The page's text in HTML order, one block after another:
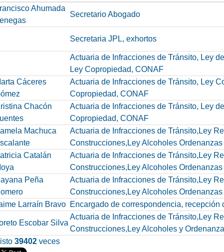
Ahumada
Secretario Abogado
Secretaria JPL, exhortos
Actuaria de Infracciones de Tránsito, Ley
Ley Copropiedad, CONAF
Cáceres
Actuaria de Infracciones de Tránsito, Ley
Copropiedad, CONAF
Chacón
Actuaria de Infracciones de Tránsito, Ley
Copropiedad, CONAF
Machuca
Actuaria de Infracciones de Tránsito,Ley
Construcciones,Ley Alcoholes Ordenanzas
Catalán
Actuaria de Infracciones de Tránsito,Ley
Construcciones,Ley Alcoholes Ordenanzas
Peña
Actuaria de Infracciones de Tránsito,Ley
Construcciones,Ley Alcoholes Ordenanzas
Larraín Bravo Encargado de correspondencia, recepción
Escobar Silva
Actuaria de Infracciones de Tránsito,Ley
Construcciones,Ley Alcoholes y
39402 veces